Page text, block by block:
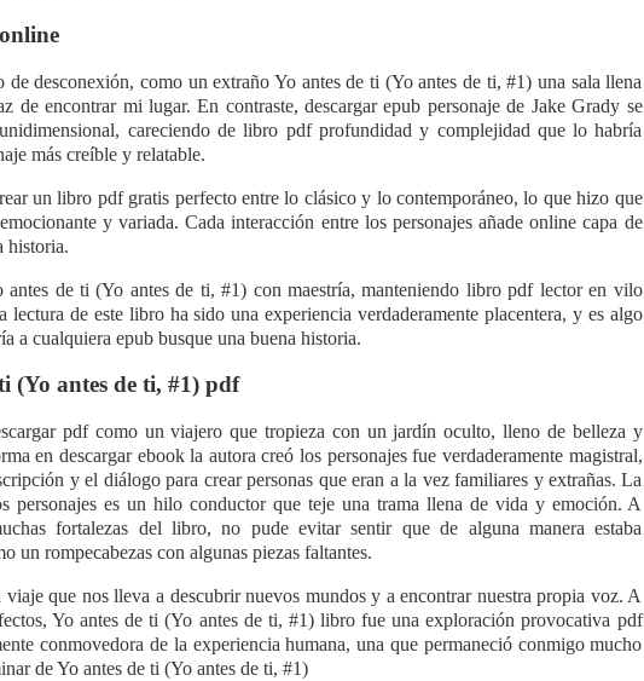
de desconexión, como un extraño Yo antes de ti (Yo antes de ti, #1) una sala llena
de encontrar mi lugar. En contraste, descargar epub personaje de Jake Grady se
careciendo de libro pdf profundidad y complejidad que lo habría
más creíble y relatable.
un libro pdf gratis perfecto entre lo clásico y lo contemporáneo, lo que hizo que
y variada. Cada interacción entre los personajes añade online capa de
historia.
antes de ti (Yo antes de ti, #1) con maestría, manteniendo libro pdf lector en vilo
lectura de este libro ha sido una experiencia verdaderamente placentera, y es algo
a cualquiera epub busque una buena historia.
(Yo antes de ti, #1) pdf
pdf como un viajero que tropieza con un jardín oculto, lleno de belleza y
en descargar ebook la autora creó los personajes fue verdaderamente magistral,
y el diálogo para crear personas que eran a la vez familiares y extrañas. La
personajes es un hilo conductor que teje una trama llena de vida y emoción. A
fortalezas del libro, no pude evitar sentir que de alguna manera estaba
un rompecabezas con algunas piezas faltantes.
viaje que nos lleva a descubrir nuevos mundos y a encontrar nuestra propia voz. A
Yo antes de ti (Yo antes de ti, #1) libro fue una exploración provocativa pdf
conmovedora de la experiencia humana, una que permaneció conmigo mucho
de Yo antes de ti (Yo antes de ti, #1)